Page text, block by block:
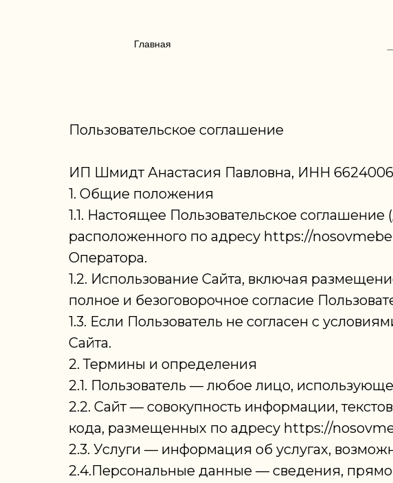
Главная
Пользовательское соглашение
ИП Шмидт Анастасия Павловна, ИНН
1. Общие положения
1.1. Настоящее Пользовательское
расположенного по адресу https://
Оператора.
1.2. Использование Сайта, включая
полное и безоговорочное согласие
1.3. Если Пользователь не согласен с
Сайта.
2. Термины и определения
2.1. Пользователь — любое лицо,
2.2. Сайт — совокупность информации,
кода, размещенных по адресу https://
2.3. Услуги — информация об услугах,
2.4.Персональные данные — сведения,